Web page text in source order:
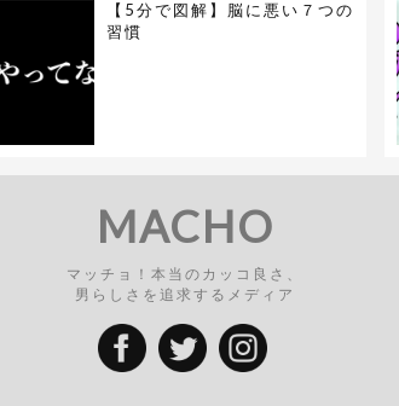
【5分で図解】脳に悪い７つの
習慣
MACHO
マッチョ！本当のカッコ良さ、
男らしさを追求するメディア